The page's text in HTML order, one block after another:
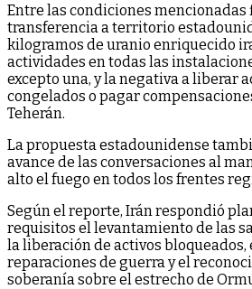
Entre las condiciones
transferencia a territorio
kilogramos de uranio enriquecido
actividades en todas las
excepto una, y la negativa a liberar
congelados o pagar
Teherán.
La propuesta estadounidense
avance de las conversaciones al
alto el fuego en todos los frentes
Según el reporte, Irán respondió
requisitos el levantamiento de las
la liberación de activos bloqueados,
reparaciones de guerra y el
soberanía sobre el estrecho de